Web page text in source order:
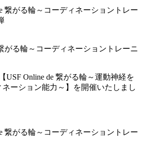
がる輪～コーディネーショントレーニ
USF Online de 繋がる輪～運動神経を
ーション能力～】を開催いたしまし